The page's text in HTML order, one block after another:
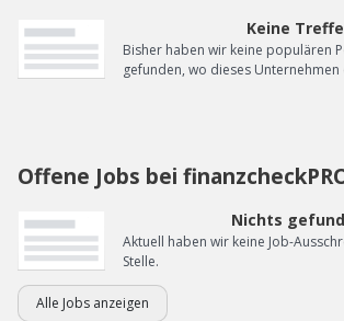
Keine
Bisher haben wir keine populären
gefunden, wo dieses
Offene Jobs bei
Nichts
Aktuell haben wir keine Job-
Stelle.
Alle Jobs anzeigen